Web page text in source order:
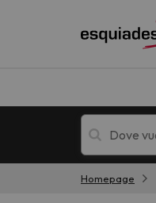
Homepage